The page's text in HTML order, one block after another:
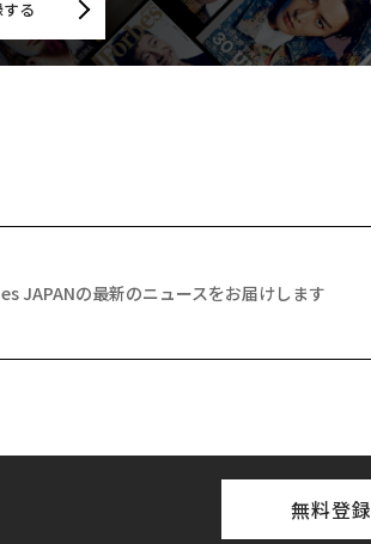
る
JAPANの最新のニュースをお届けします
無料登録